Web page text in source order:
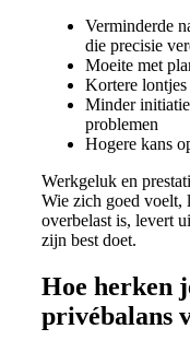
Verminderde
die precisie
Moeite met
Kortere lontjes
Minder
problemen
Hogere kans
Werkgeluk en
Wie zich goed voelt,
overbelast is, levert
zijn best doet.
Hoe herken
privébalans